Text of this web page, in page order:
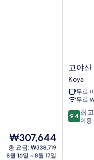
현
재
요
₩307,644
총 요금: ₩338,719
8월 16일 ~ 8월 17일
고
야
산
슈
쿠
보
소
고야
Koya
무료
무료
10
점
9.4 최
이용